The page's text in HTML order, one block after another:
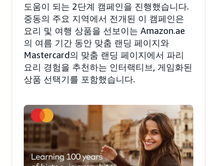
도움이 되는 2단계 캠페인을 진행했습니다.
중동의 주요 지역에서 전개된 이 캠페인은
요리 및 여행 상품을 선보이는 Amazon.ae
의 여름 기간 동안 맞춤 랜딩 페이지와
Mastercard의 맞춤 랜딩 페이지에서 파리
요리 경험을 추천하는 인터랙티브, 게임화된
상품 선택기를 포함했습니다.